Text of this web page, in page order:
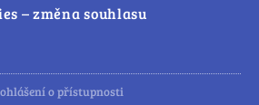
– změna souhlasu
o přístupnosti